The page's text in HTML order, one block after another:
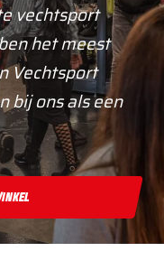
vechtsport
het meest
Vechtsport
bij ons als een